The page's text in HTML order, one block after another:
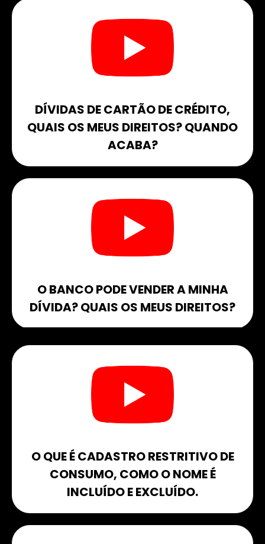
DÍVIDAS DE CARTÃO DE CRÉDITO,
QUAIS OS MEUS DIREITOS? QUANDO
ACABA?
O BANCO PODE VENDER A MINHA
DÍVIDA? QUAIS OS MEUS DIREITOS?​
O QUE É CADASTRO RESTRITIVO DE
CONSUMO, COMO O NOME É
INCLUÍDO E EXCLUÍDO.​